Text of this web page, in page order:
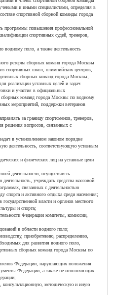
и иными специалистами, определяя в
спортивной сборной команды города
программы повышения профессиональной
спортивных судей, тренеров,
водному поло, а также деятельность
резерва сборных команд города Москвы
спортивных школ, олимпийских центров,
сборных команд города Москвы;
реализации уставных целей и задач
и участия в официальных
команд города Москвы по водному
мероприятий, поддержки ветеранов
за границу спортсменов, тренеров,
решения вопросов, связанных с
в установленном законом порядке
деятельность, соответствующую уставным
и физических лиц на уставные цели
деятельности, осуществлять
учреждать средства массовой
связанных с деятельностью
спорта и активного отдыха среди населения;
власти и органов местного
и спорта;
Федерации комитеты, комиссии,
в области водного поло;
приобретению, распределению,
для развития водного поло,
сборных команд города Москвы по
Федерации, нарушающих положения
Федерации, а также не исполняющих
консультационную, методическую и иную